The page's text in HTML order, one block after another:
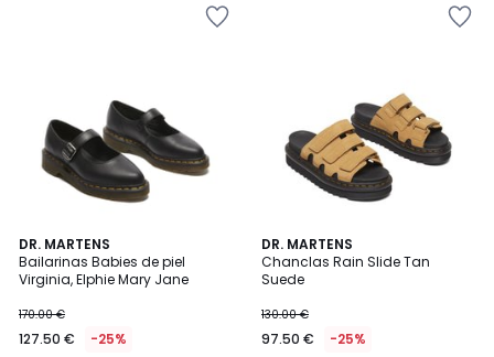
DR. MARTENS
Bailarinas Babies de piel
Virginia, Elphie Mary Jane
170.00 €
127.50 € -25%
5
/
5
DR. MARTENS
Chanclas Rain Slide Tan
Suede
130.00 €
97.50 € -25%